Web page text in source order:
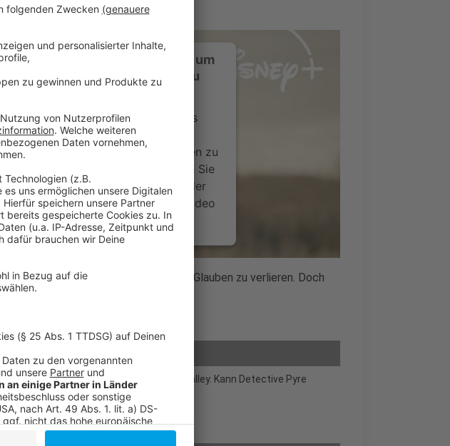
benötigen Ihre Zustimmung, um
den YouTube Video-Service zu
Wir verwenden einen Service eines
Drittanbieters, um Videoinhalte
Dieser Service kann Daten zu
Ihren Aktivitäten sammeln. Bitte lesen Sie
die Details durch und stimmen Sie der
des Service zu, um dieses Video
anzusehen.
Mehr Informationen
Akzeptieren
by
Pyre droht über diesen Fall seinen Glauben zu verlieren. Doch
sind hoch angesehen in Salt Lake Valley. Kann Detective Pyre
landen?